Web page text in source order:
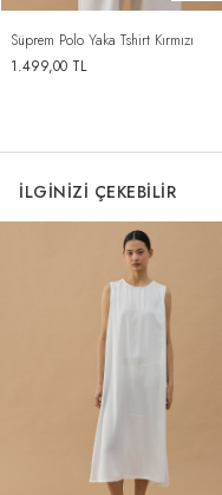
Süprem Polo Yaka Tshirt Kırmızı
1.499,00TL
İLGİNİZİ ÇEKEBİLİR